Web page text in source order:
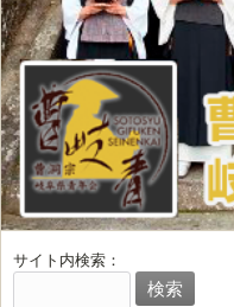
サイト内検索：